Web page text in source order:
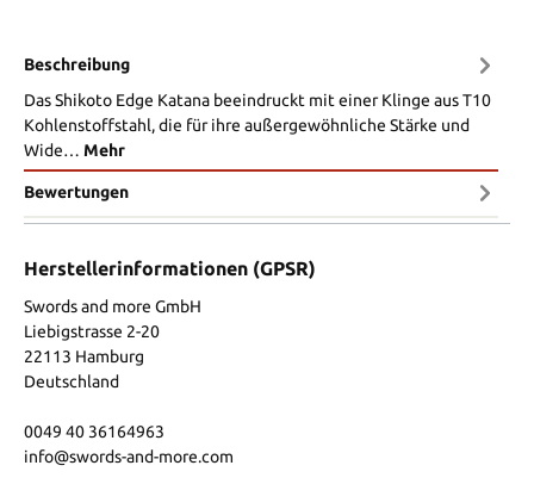
Beschreibung
Das Shikoto Edge Katana beeindruckt mit einer Klinge aus T10
Kohlenstoffstahl, die für ihre außergewöhnliche Stärke und
Wide… Mehr
Bewertungen
Herstellerinformationen (GPSR)
Swords and more GmbH
Liebigstrasse 2-20
22113 Hamburg
Deutschland
0049 40 36164963
info@swords-and-more.com